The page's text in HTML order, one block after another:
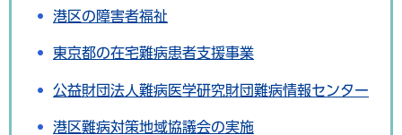
港区の障害者福祉
東京都の在宅難病患者支援事業
公益財団法人難病医学研究財団難病情報センター
港区難病対策地域協議会の実施